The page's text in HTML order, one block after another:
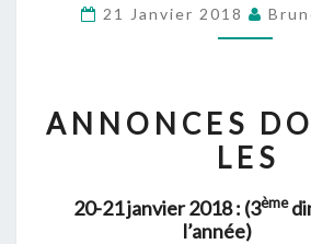
20-
21
(3ÈME
DANS
21 Janvier 2018
A N N O N C E S D
L E S
20-21 janvier 2018 : (3ème
l’année)